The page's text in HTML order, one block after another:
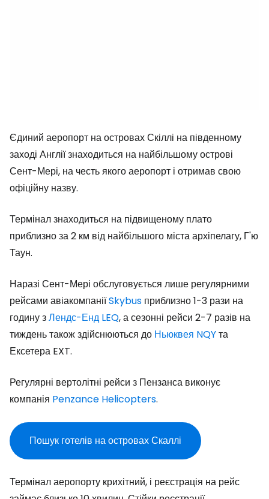
Єдиний аеропорт на островах Скіллі на південному
заході Англії знаходиться на найбільшому острові
Сент-Мері, на честь якого аеропорт і отримав свою
офіційну назву.
Термінал знаходиться на підвищеному плато
приблизно за 2 км від найбільшого міста архіпелагу, Г'ю
Таун.
Наразі Сент-Мері обслуговується лише регулярними
рейсами авіакомпаніїSkybus приблизно 1-3 рази на
годину зЛендс-Енд LEQ, а сезонні рейси 2-7 разів на
тиждень також здійснюються до Ньюквея NQYта
Ексетера EXT.
Регулярні вертолітні рейси з Пензанса виконує
компанія Penzance Helicopters.
Пошук готелів на островах Скаллі
Термінал аеропорту крихітний, і реєстрація на рейс